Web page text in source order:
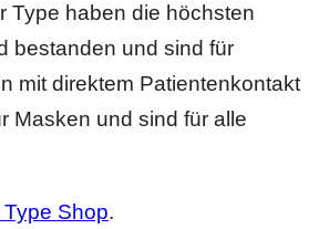
Type haben die höchsten
bestanden und sind für
mit direktem Patientenkontakt
Masken und sind für alle
Shop.